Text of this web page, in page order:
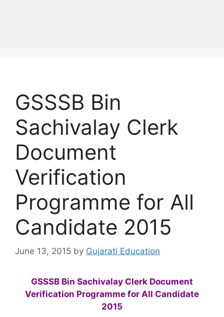
GSSSB Bin
Sachivalay Clerk
Document
Verification
Programme for All
Candidate 2015
June 13, 2015 by Gujarati Education
GSSSB Bin Sachivalay Clerk Document
Verification Programme for All Candidate
2015